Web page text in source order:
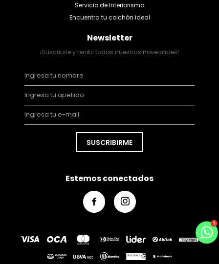
Servicio de Interiorismo
Encuentra tu colchón ideal
Newsletter
¡Suscribite y recibí todas nuestras novedades!
SUSCRIBIRME
Estemos conectados
 